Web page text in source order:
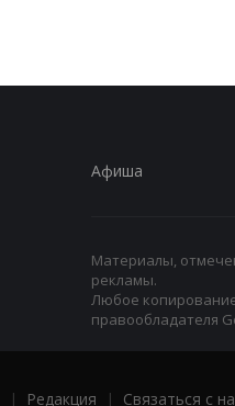
Афиша
Материалы,
рекламы.
Любое
правообладателя
| Редакция | Связаться с